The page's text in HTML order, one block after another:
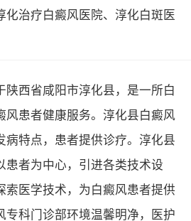
化治疗白癜风医院、淳化白斑医
陕西省咸阳市淳化县，是一所白
风患者健康服务。淳化县白癜风
病特点，患者提供诊疗。淳化县
患者为中心，引进各类技术设
索医学技术，为白癜风患者提供
专科门诊部环境温馨明净，医护